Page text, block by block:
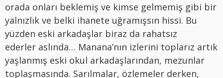
orada onları beklemiş ve kimse gelmemiş gibi bir
yalnızlık ve belki ihanete uğramışsın hissi. Bu
yüzden eski arkadaşlar biraz da rahatsız
ederler aslında… Manana’nın izlerini toplarız artık
yaşlanmış eski okul arkadaşlarından, mezunlar
toplaşmasında. Sarılmalar, özlemeler derken,